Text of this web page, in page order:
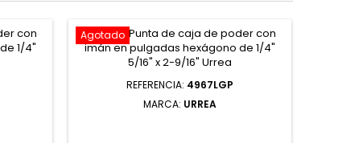
Agotado
REFERENCIA: 4967LGP
MARCA: URREA